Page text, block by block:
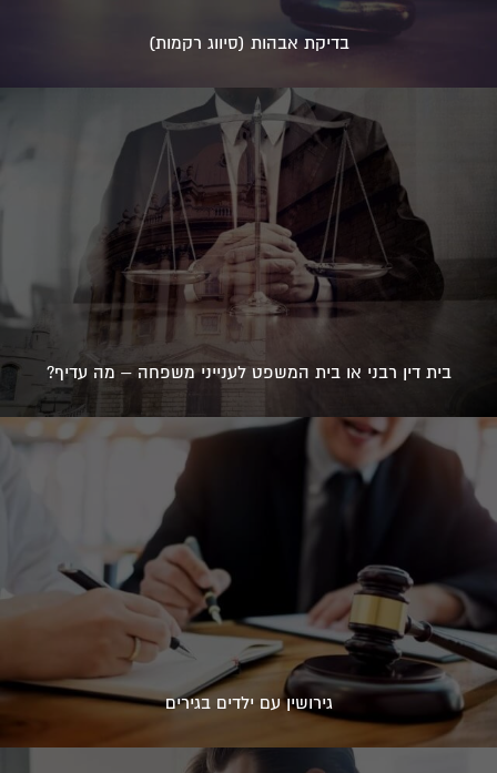
בדיקת אבהות (סיווג רקמות)
בית דין רבני או בית המשפט לענייני משפחה – מה עדיף?
גירושין עם ילדים בגירים